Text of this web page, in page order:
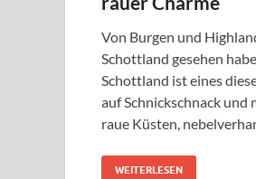
Von Burgen und
Schottland gesehen
Schottland ist eines
auf Schnickschnack und
raue Küsten,
WEITERLESEN